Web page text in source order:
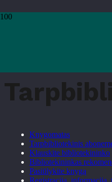
Pradžia
Knygomatas
Tarpbibliotekinis
Klauskite bibliotekininko
Bibliotekininkas
Pasiūlykite knygą
Registracija, informacija,